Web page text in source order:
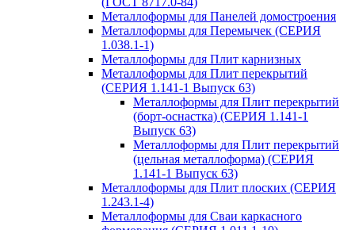
Металлоформы для Панелей домостроения
Металлоформы для Перемычек (СЕРИЯ
1.038.1-1)
Металлоформы для Плит карнизных
Металлоформы для Плит перекрытий
(СЕРИЯ 1.141-1 Выпуск 63)
Металлоформы для Плит перекрытий
(борт-оснастка) (СЕРИЯ 1.141-1
Выпуск 63)
Металлоформы для Плит перекрытий
(цельная металлоформа) (СЕРИЯ
1.141-1 Выпуск 63)
Металлоформы для Плит плоских (СЕРИЯ
1.243.1-4)
Металлоформы для Сваи каркасного